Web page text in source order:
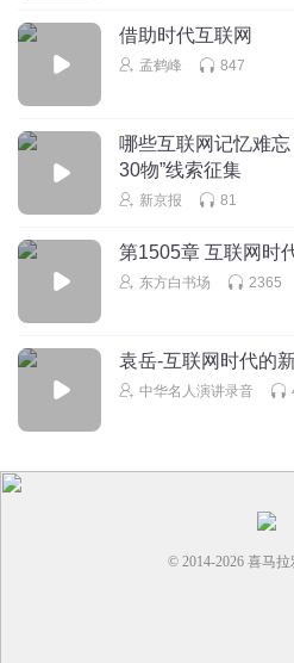
中国二手电商市场的主要参与者
服务，满足了消费者对于二手商
发展和消费者行为的变化，这些
流通、提升交易效率方面发挥重
更加广阔的发展空间。
借助时代互联网
孟鹤峰 847
哪些互联网记忆难
30物”线索征集
新京报 81
第1505章 互联网时
东方白书场 2365
袁岳-互联网时代的
中华名人演讲录音
© 2014-2026 喜马拉